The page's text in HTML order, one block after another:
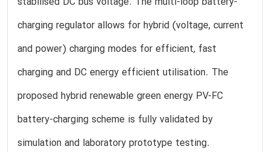
charging regulator allows for hybrid (voltage, current
and power) charging modes for efficient, fast
charging and DC energy efficient utilisation. The
proposed hybrid renewable green energy PV-FC
battery-charging scheme is fully validated by
simulation and laboratory prototype testing.